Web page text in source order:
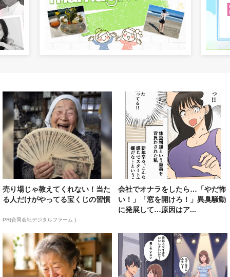
売り場じゃ教えてくれない！当た
る人だけがやってる宝くじの習慣
PR(合同会社デジタルファーム )
会社でオナラをしたら…「やだ怖
い！」「窓を開けろ！」異臭騒動
に発展して…原因はア...